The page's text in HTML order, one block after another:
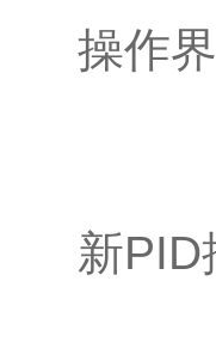
操作界
新PID